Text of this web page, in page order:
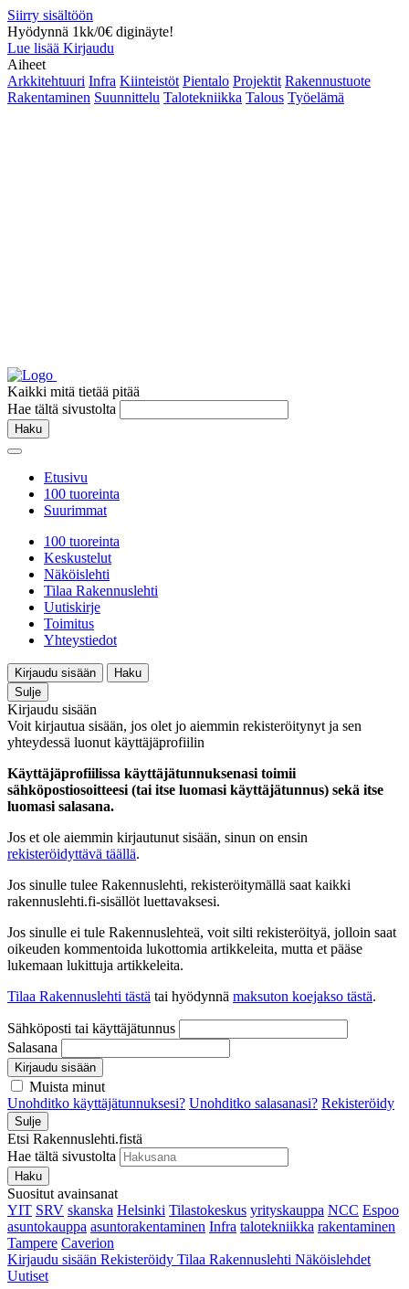
Siirry sisältöön
Hyödynnä 1kk/0€ diginäyte!
Lue lisää Kirjaudu
Aiheet
Arkkitehtuuri Infra Kiinteistöt Pientalo Projektit Rakennustuote
Rakentaminen Suunnittelu Talotekniikka Talous Työelämä
Kaikki mitä tietää pitää
Hae tältä sivustolta
Haku
Etusivu
100 tuoreinta
Suurimmat
100 tuoreinta
Keskustelut
Näköislehti
Tilaa Rakennuslehti
Uutiskirje
Toimitus
Yhteystiedot
Kirjaudu sisään
Haku
Sulje
Kirjaudu sisään
Voit kirjautua sisään, jos olet jo aiemmin rekisteröitynyt ja sen
yhteydessä luonut käyttäjäprofiilin
Käyttäjäprofiilissa käyttäjätunnuksenasi toimii
sähköpostiosoitteesi (tai itse luomasi käyttäjätunnus) sekä itse
luomasi salasana.
Jos et ole aiemmin kirjautunut sisään, sinun on ensin
rekisteröidyttävä täällä.
Jos sinulle tulee Rakennuslehti, rekisteröitymällä saat kaikki
rakennuslehti.fi-sisällöt luettavaksesi.
Jos sinulle ei tule Rakennuslehteä, voit silti rekisteröityä, jolloin saat
oikeuden kommentoida lukottomia artikkeleita, mutta et pääse
lukemaan lukittuja artikkeleita.
Tilaa Rakennuslehti tästä tai hyödynnä maksuton koejakso tästä.
Sähköposti tai käyttäjätunnus
Salasana
Kirjaudu sisään
Muista minut
Unohditko käyttäjätunnuksesi? Unohditko salasanasi? Rekisteröidy
Sulje
Etsi Rakennuslehti.fistä
Hae tältä sivustolta
Haku
Suositut avainsanat
YIT SRV skanska Helsinki Tilastokeskus yrityskauppa NCC Espoo
asuntokauppa asuntorakentaminen Infra talotekniikka rakentaminen
Tampere Caverion
Kirjaudu sisään Rekisteröidy Tilaa Rakennuslehti Näköislehdet
Uutiset